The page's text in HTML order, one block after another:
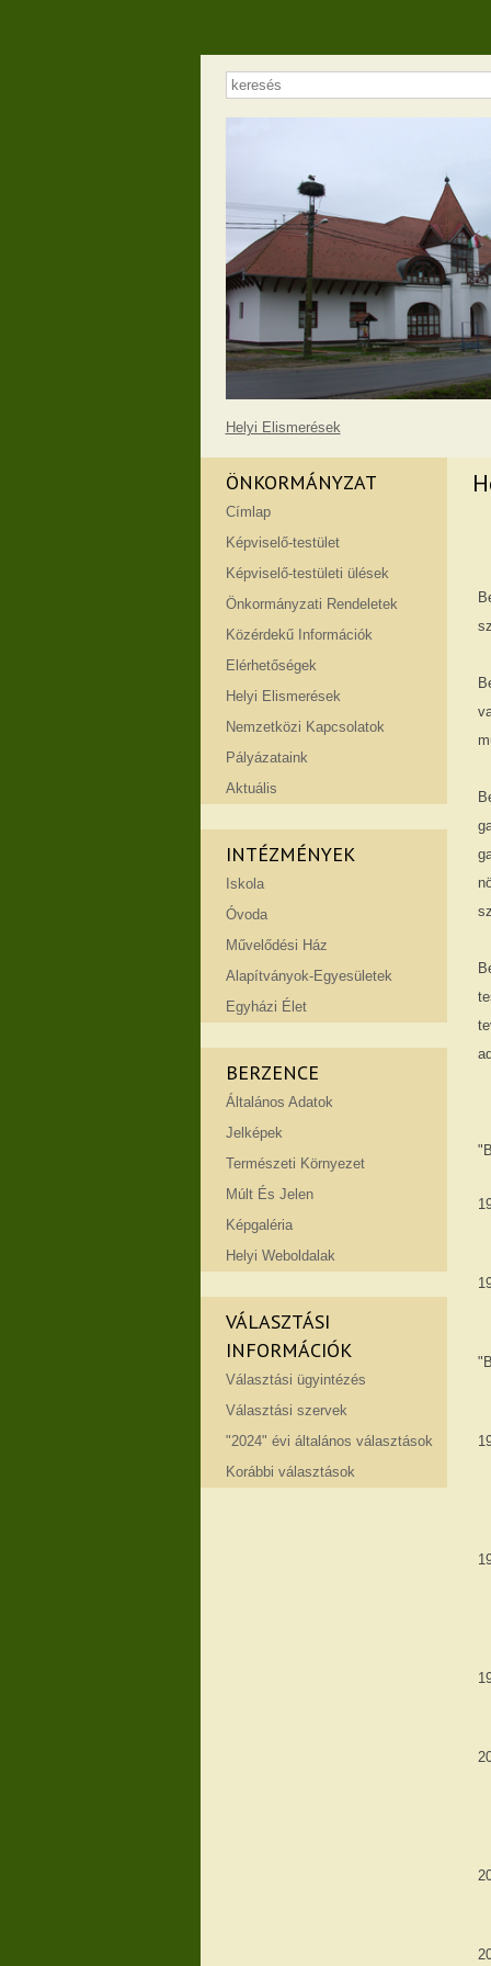
Helyi Elismerések
ÖNKORMÁNYZAT
Címlap
Képviselő-testület
Képviselő-testületi ülések
Önkormányzati Rendeletek
Közérdekű Információk
Elérhetőségek
Helyi Elismerések
Nemzetközi Kapcsolatok
Pályázataink
Aktuális
INTÉZMÉNYEK
Iskola
Óvoda
Művelődési Ház
Alapítványok-Egyesületek
Egyházi Élet
BERZENCE
Általános Adatok
Jelképek
Természeti Környezet
Múlt És Jelen
Képgaléria
Helyi Weboldalak
VÁLASZTÁSI
INFORMÁCIÓK
Választási ügyintézés
Választási szervek
"2024" évi általános választások
Korábbi választások